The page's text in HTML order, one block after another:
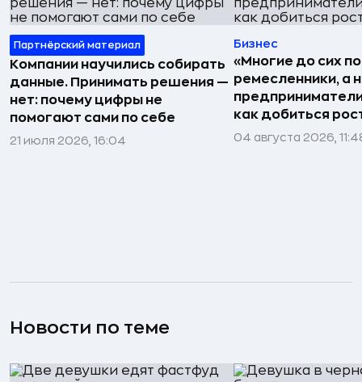
Партнёрский материал
Компании научились собирать
данные. Принимать решения —
нет: почему цифры не
помогают сами по себе
21 июля 2026, 16:04
Бизнес
«Многие до сих
ремесленники, а
как добиться
04 августа 2026,
Новости по теме